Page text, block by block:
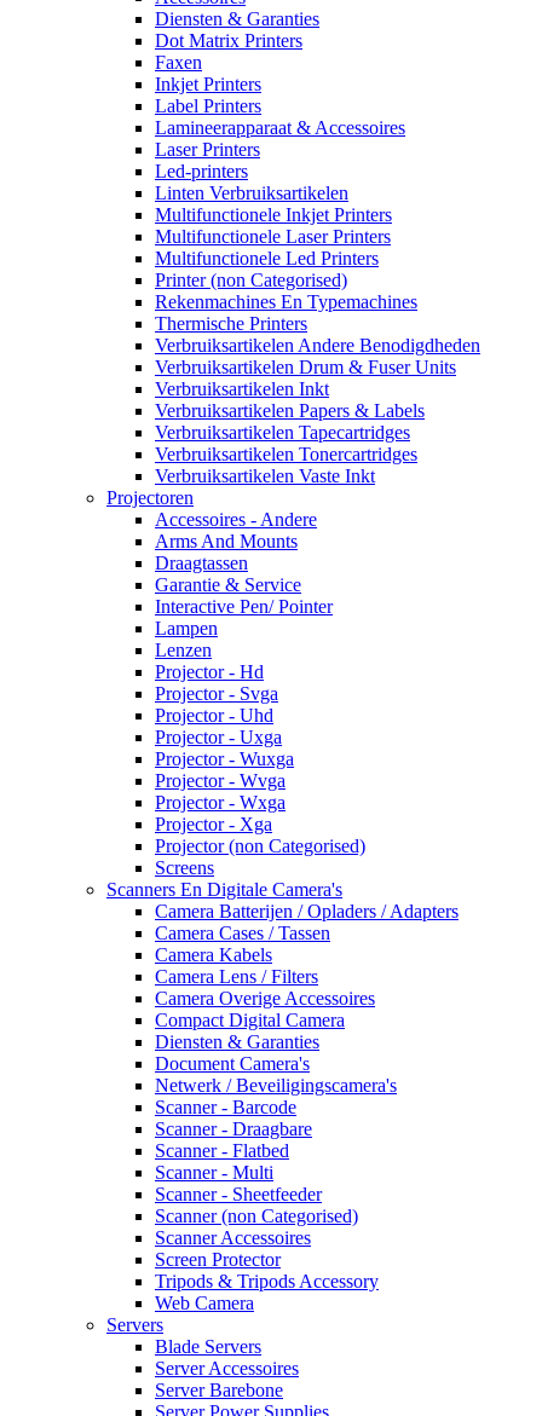
Diensten & Garanties
Dot Matrix Printers
Faxen
Inkjet Printers
Label Printers
Lamineerapparaat & Accessoires
Laser Printers
Led-printers
Linten Verbruiksartikelen
Multifunctionele Inkjet Printers
Multifunctionele Laser Printers
Multifunctionele Led Printers
Printer (non Categorised)
Rekenmachines En Typemachines
Thermische Printers
Verbruiksartikelen Andere Benodigdheden
Verbruiksartikelen Drum & Fuser Units
Verbruiksartikelen Inkt
Verbruiksartikelen Papers & Labels
Verbruiksartikelen Tapecartridges
Verbruiksartikelen Tonercartridges
Verbruiksartikelen Vaste Inkt
Projectoren
Accessoires - Andere
Arms And Mounts
Draagtassen
Garantie & Service
Interactive Pen/ Pointer
Lampen
Lenzen
Projector - Hd
Projector - Svga
Projector - Uhd
Projector - Uxga
Projector - Wuxga
Projector - Wvga
Projector - Wxga
Projector - Xga
Projector (non Categorised)
Screens
Scanners En Digitale Camera's
Camera Batterijen / Opladers / Adapters
Camera Cases / Tassen
Camera Kabels
Camera Lens / Filters
Camera Overige Accessoires
Compact Digital Camera
Diensten & Garanties
Document Camera's
Netwerk / Beveiligingscamera's
Scanner - Barcode
Scanner - Draagbare
Scanner - Flatbed
Scanner - Multi
Scanner - Sheetfeeder
Scanner (non Categorised)
Scanner Accessoires
Screen Protector
Tripods & Tripods Accessory
Web Camera
Servers
Blade Servers
Server Accessoires
Server Barebone
Server Power Supplies